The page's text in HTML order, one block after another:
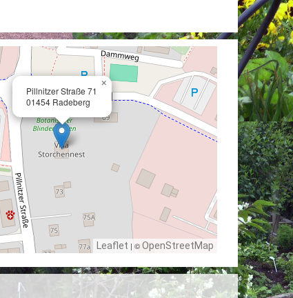
Pillnitzer Straße 71
01454 Radeberg
×
Leaflet | ©OpenStreetMap